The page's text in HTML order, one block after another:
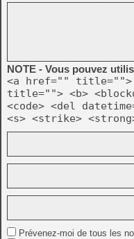
NOTE - Vous pouvez
<a href="" title="">
title=""> <b>
<code> <del
<s> <strike>
Prévenez-moi de tous les